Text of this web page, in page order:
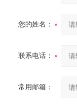
您的姓名：
联系电话：
常用邮箱：